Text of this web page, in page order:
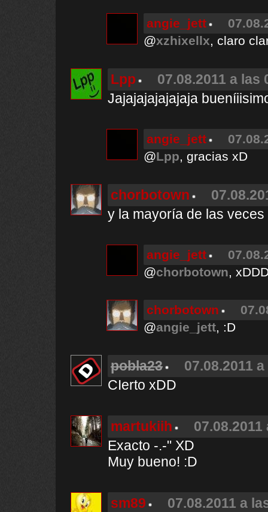
angie_jett
@xzhixellx, claro
Lpp
07.08.2011 a las
Jajajajajajajaja
angie_jett
@Lpp, gracias xD
chorbotown
y la mayoría de las
angie_jett
@chorbotown,
chorbotown
@angie_jett, :D
pobla23
07.08.2011
CIerto xDD
martukiih
Exacto -.-" XD
Muy bueno! :D
sm89
07.08.2011 a